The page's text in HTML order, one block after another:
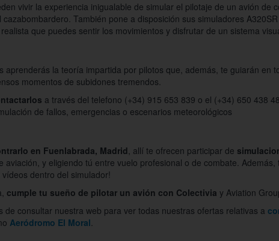
vivir la experiencia inigualable de simular el pilotaje de un avión de
También pone a disposición sus simuladores
que puedes sentir los movimientos y disfrutar de un sistema
aprenderás la teoría impartida por pilotos que, además, te guiarán en
momentos de subidones tremendos.
a través del telefono (+34) 915 653 839 o el (+34) 650 438
de fallos, emergencias o escenarios meteorológicos
en Fuenlabrada, Madrid, allí te ofrecen participar de
aviación, y eligiendo tú entre vuelo profesional o de combate.
dentro del simulador!
cumple tu sueño de pilotar un avión con Colectivia y Aviation
de consultar nuestra web para ver todas nuestras ofertas relativas a
Aeródromo El Moral.